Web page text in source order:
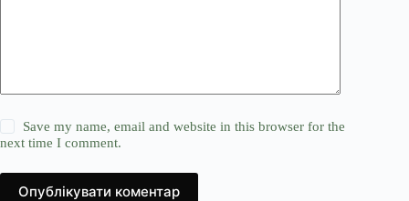
Save my name, email and website in this browser for the
next time I comment.
Опублікувати коментар